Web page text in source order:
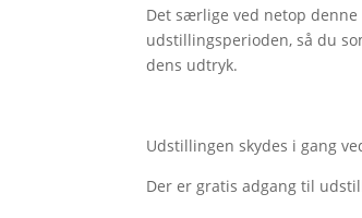
Det særlige ved netop
udstillingsperioden, så du
dens udtryk.
Udstillingen skydes i gang
Der er gratis adgang til